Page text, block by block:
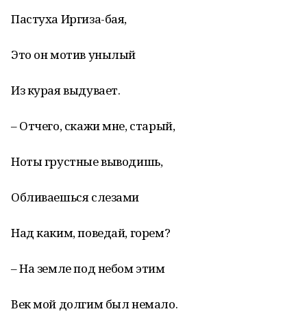
Пастуха Иргиза-бая,
Это он мотив унылый
Из курая выдувает.
– Отчего, скажи мне, старый,
Ноты грустные выводишь,
Обливаешься слезами
Над каким, поведай, горем?
– На земле под небом этим
Век мой долгим был немало.